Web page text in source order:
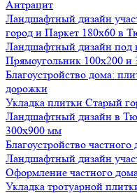
Антрацит
Ландшафтный дизайн
город и Паркет 180х60 в
Ландшафтный дизайн под
Прямоугольник 100х200 и
Благоустройство дома:
дорожки
Укладка плитки Старый
Ландшафтный дизайн в
300х900 мм
Благоустройство
Ландшафтный дизайн
Оформление частного
Укладка тротуарной